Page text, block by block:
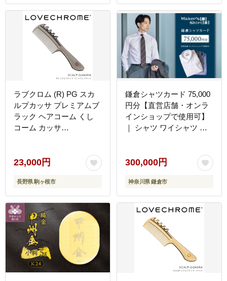
ラブクロム (R) PG スカ
ルプカッサ プレミアムブ
ラック ヘアコーム くし
コーム カッサ
23,000円
長野県 駒ヶ根市
鎌倉シャツカード 75,000
円分【直営店舗・オンラ
インショップで使用可】
｜ シャツ ワイシャツ メ
紳士服 レディースシャツ
カジュアルシャツ ビジネ
スシャツ 贈答用 送料無料
神奈川 鎌倉
300,000円
神奈川県 鎌倉市